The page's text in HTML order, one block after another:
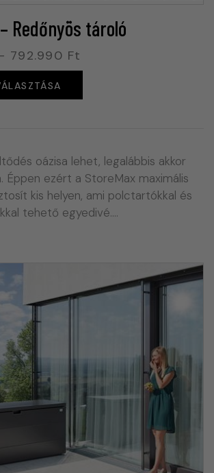
Redőnyös tároló
792.990 Ft
oázisa lehet, legalábbis akkor
Éppen ezért a StoreMax maximális
kis helyen, ami polctartókkal és
tehető egyedivé.…